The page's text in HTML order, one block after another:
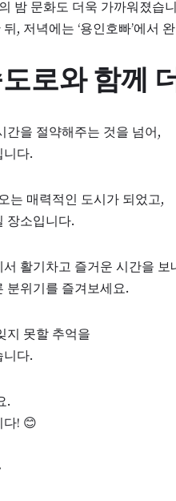
밤 문화도 더욱 가까워졌습
, 저녁에는 ‘용인호빠’에서
로와 함께
간을 절약해주는 것을 넘어,
니다.
는 매력적인 도시가 되었고,
장소입니다.
활기차고 즐거운 시간을 보
분위기를 즐겨보세요.
지 못할 추억을
니다.
.
다! 😊